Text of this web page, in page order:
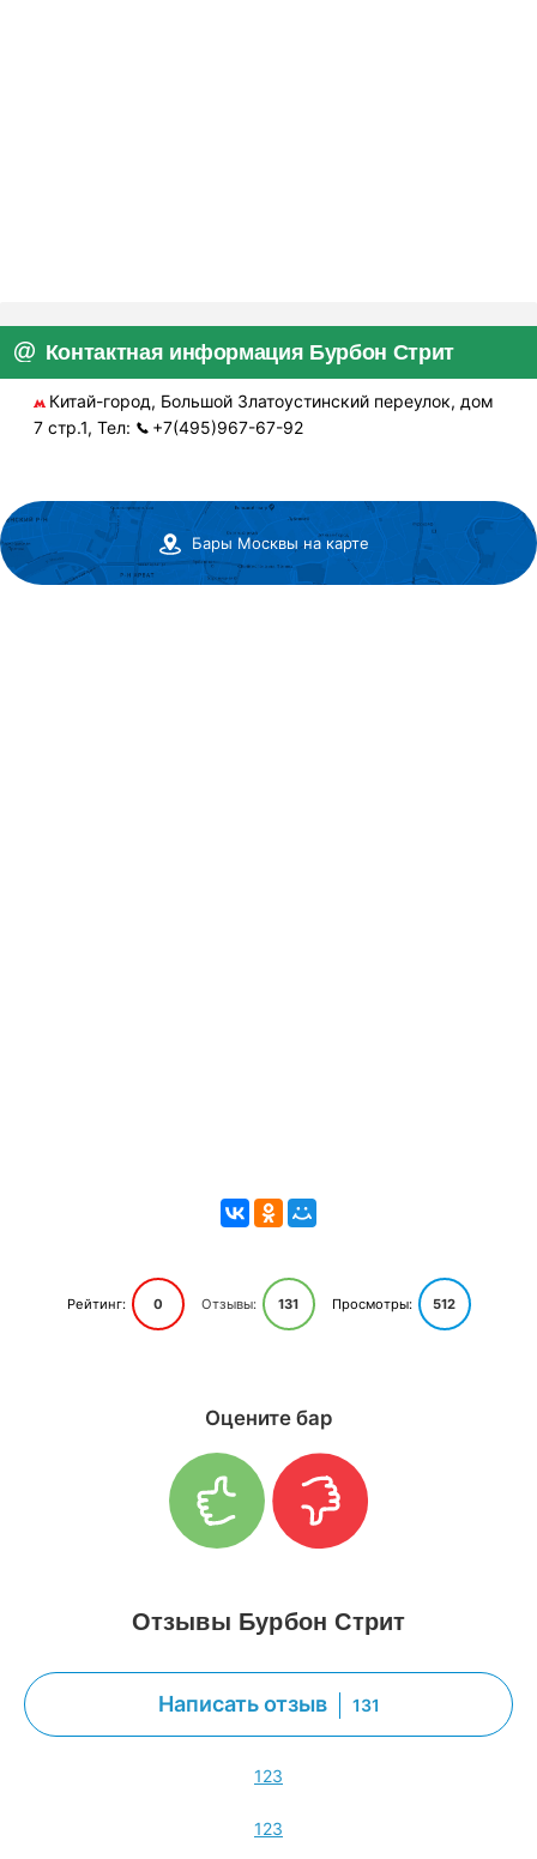
Контактная информация Бурбон Стрит
Китай-город, Большой Златоустинский переулок, дом
7 стр.1, Тел:
+7(495)967-67-92
Бары Москвы на карте
Рейтинг: 0 Отзывы: 131 Просмотры: 512
Оцените бар
Отзывы Бурбон Стрит
Написать отзыв 131
123
123